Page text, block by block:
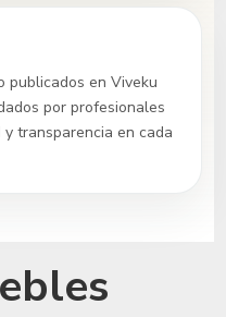
publicados en Viveku
por profesionales
transparencia en cada